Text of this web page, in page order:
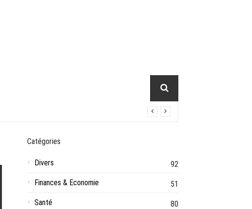
Catégories
Divers
92
Finances & Economie
51
Santé
80